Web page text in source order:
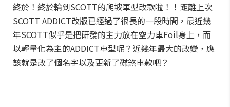
終於！終於輪到SCOTT的爬坡車型改款啦！！距離上次
SCOTT ADDICT改版已經過了很長的一段時間，最近幾
年SCOTT似乎是把研發的主力放在空力車Foil身上，而
以輕量化為主的ADDICT車型呢？近幾年最大的改變，應
該就是改了個名字以及更新了碟煞車款吧？